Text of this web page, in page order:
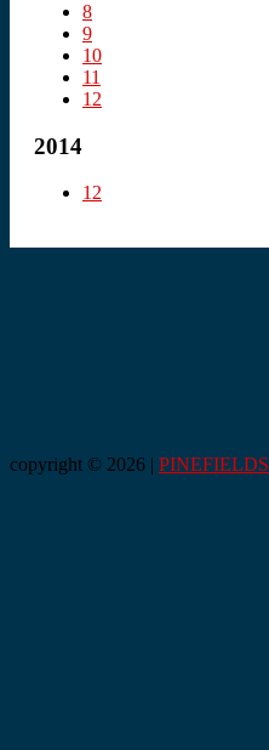
8
9
10
11
12
2014
12
copyright © 2026 | PINEFIELDS